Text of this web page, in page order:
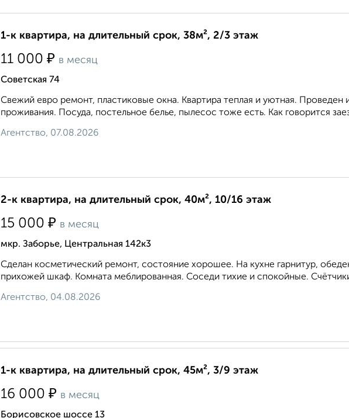
1-к квартира, на длительный срок, 38м², 2/3 этаж
11 000 ₽ в месяц
Советская 74
Свежий евро ремонт, пластиковые окна. Квартира теплая и уютная. Проведен
проживания. Посуда, постельное белье, пылесос тоже есть. Как говорится
Агентство, 07.08.2026
2-к квартира, на длительный срок, 40м², 10/16 этаж
15 000 ₽ в месяц
мкр. Заборье, Центральная 142к3
Сделан косметический ремонт, состояние хорошее. На кухне гарнитур,
прихожей шкаф. Комната меблированная. Соседи тихие и спокойные. Счётчики
Агентство, 04.08.2026
1-к квартира, на длительный срок, 45м², 3/9 этаж
16 000 ₽ в месяц
Борисовское шоссе 13